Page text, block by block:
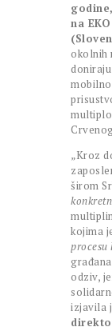
na
okolnih
„Kroz
širom
kojima
procesu
odziv,
izjavila